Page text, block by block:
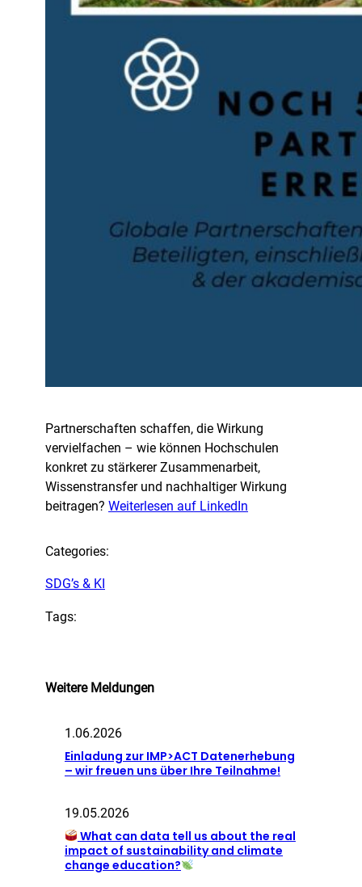
Partnerschaften schaffen, die Wirkung
vervielfachen – wie können Hochschulen
konkret zu stärkerer Zusammenarbeit,
Wissenstransfer und nachhaltiger Wirkung
beitragen? Weiterlesen auf LinkedIn
Categories:
SDG’s & KI
Tags:
Weitere Meldungen
1.06.2026
Einladung zur IMP>ACT Datenerhebung
– wir freuen uns über Ihre Teilnahme!
19.05.2026
What can data tell us about the real
impact of sustainability and climate
change education?